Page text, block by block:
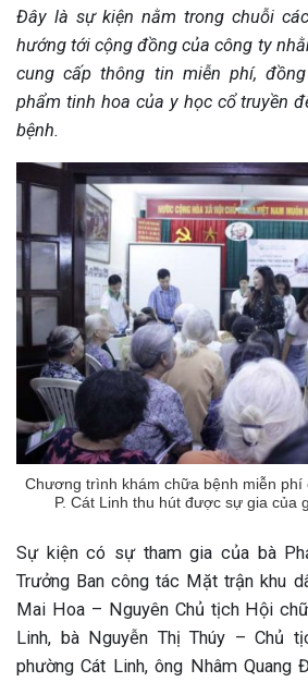
Đây là sự kiện nằm trong chuỗi
hướng tới cộng đồng của công ty
cung cấp thông tin miễn phí,
phẩm tinh hoa của y học cổ truyền
bệnh.
Chương trình khám chữa bệnh miễn phí
P. Cát Linh thu hút được sự gia của
Sự kiện có sự tham gia của bà
Trưởng Ban công tác Mặt trận khu
Mai Hoa – Nguyên Chủ tịch Hội
Linh, bà Nguyễn Thị Thúy – Chủ
phường Cát Linh, ông Nhâm